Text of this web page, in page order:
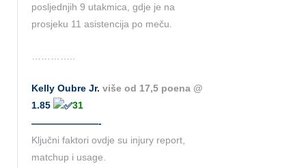
posljednjih 9 utakmica, gdje je na
prosjeku 11 asistencija po meču.
Kelly Oubre Jr. više od 17,5 poena @
1.85
31
———————-
Ključni faktori ovdje su injury report,
matchup i usage.